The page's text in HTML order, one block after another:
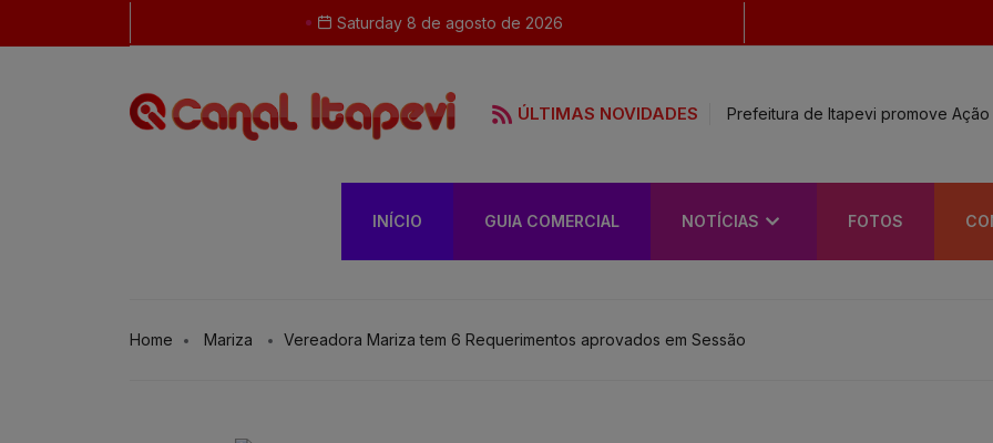
Saturday 8 de agosto de 2026
ÚLTIMAS NOVIDADES Prefeitura de Itapevi promove
INÍCIO GUIA COMERCIAL NOTÍCIAS FOTOS
Home Mariza Vereadora Mariza tem 6 Requerimentos aprovados em Sessão